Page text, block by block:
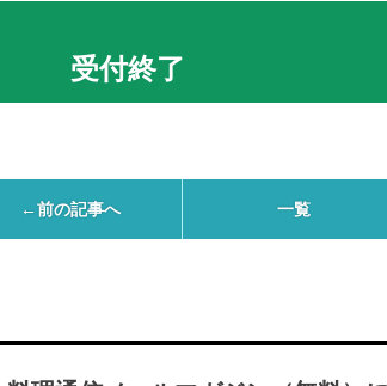
受付終了
←前の記事へ 一覧